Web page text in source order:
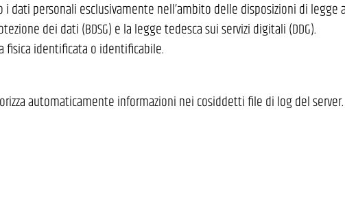
personali esclusivamente nell’ambito delle disposizioni di
dei dati (BDSG) e la legge tedesca sui servizi digitali (DDG).
fisica identificata o identificabile.
automaticamente informazioni nei cosiddetti file di log del server.